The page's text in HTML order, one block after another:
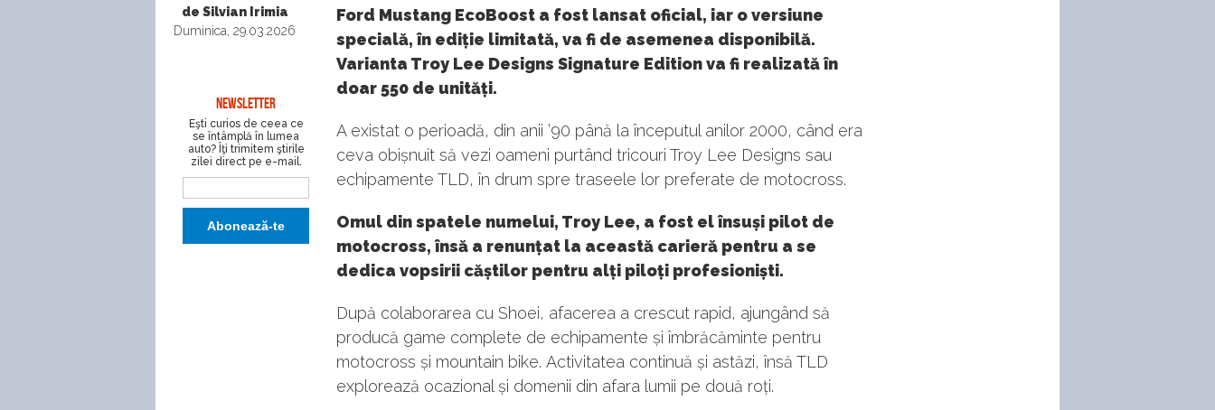
de Silvian Irimia
Duminica, 29.03.2026
NEWSLETTER
Eşti curios de ceea ce
se întâmplă în lumea
auto? Îţi trimitem ştirile
zilei direct pe e-mail.
Ford Mustang EcoBoost a fost lansat oficial, iar o versiune
specială, în ediție limitată, va fi de asemenea disponibilă.
Varianta Troy Lee Designs Signature Edition va fi realizată în
doar 550 de unități.
A existat o perioadă, din anii ’90 până la începutul anilor 2000, când era
ceva obișnuit să vezi oameni purtând tricouri Troy Lee Designs sau
echipamente TLD, în drum spre traseele lor preferate de motocross.
Omul din spatele numelui, Troy Lee, a fost el însuși pilot de
motocross, însă a renunțat la această carieră pentru a se
dedica vopsirii căștilor pentru alți piloți profesioniști.
După colaborarea cu Shoei, afacerea a crescut rapid, ajungând să
producă game complete de echipamente și îmbrăcăminte pentru
motocross și mountain bike. Activitatea continuă și astăzi, însă TLD
explorează ocazional și domenii din afara lumii pe două roți.